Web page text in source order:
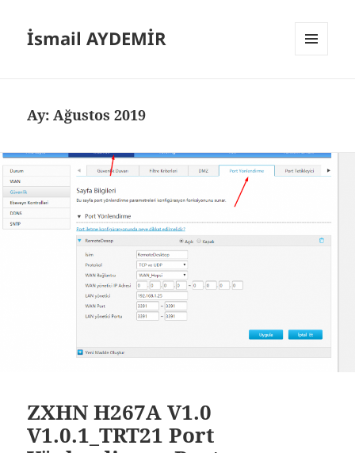
İsmail AYDEMİR
Ay:Ağustos 2019
ZXHN H267A V1.0
V1.0.1_TRT21 Port